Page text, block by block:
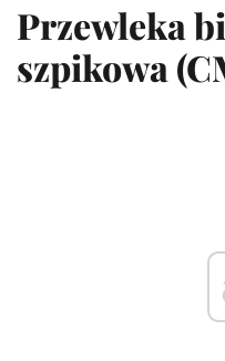
Przewleka
szpikowa